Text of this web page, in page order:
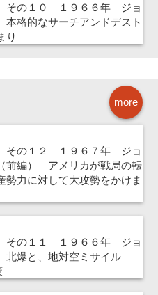
その１０ １９６６年 ジョ
格的なサーチアンドデスト
り
more
その１２ １９６７年 ジョ
前編） アメリカが戦局の転
勢力に対して大攻勢をかけま
その１１ １９６６年 ジョ
爆と、地対空ミサイル